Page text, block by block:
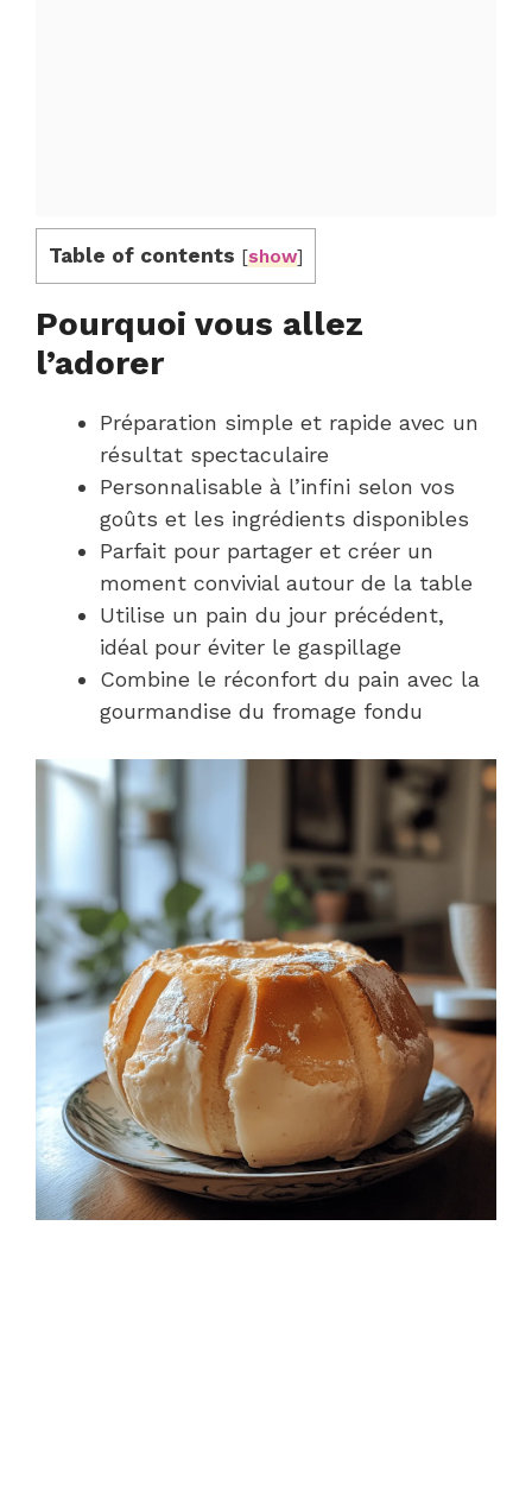
Table of contents [show]
Pourquoi vous allez
l’adorer
Préparation simple et rapide avec un
résultat spectaculaire
Personnalisable à l’infini selon vos
goûts et les ingrédients disponibles
Parfait pour partager et créer un
moment convivial autour de la table
Utilise un pain du jour précédent,
idéal pour éviter le gaspillage
Combine le réconfort du pain avec la
gourmandise du fromage fondu